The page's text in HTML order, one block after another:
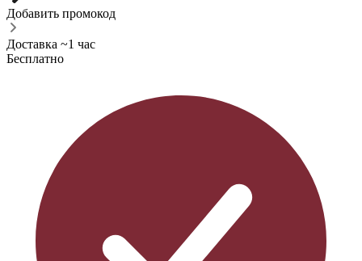
Добавить промокод
Доставка ~1 час
Бесплатно